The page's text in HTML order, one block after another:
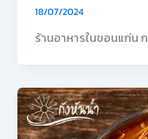
18/07/2024
ร้านอาหารในขอนแก่น ก